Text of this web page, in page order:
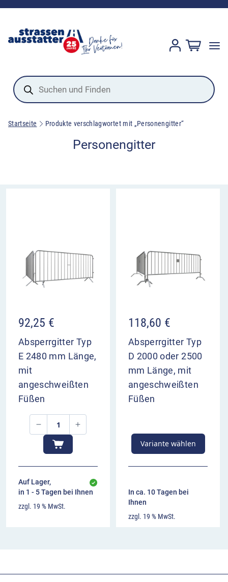
Products
search
Startseite Produkte verschlagwortet mit „Personengitter“
Personengitter
92,25 €
Absperrgitter Typ
E 2480 mm Länge,
mit
angeschweißten
Füßen
Auf Lager,
in 1 - 5 Tagen bei Ihnen
zzgl. 19 % MwSt.
118,60 €
Absperrgitter Typ
D 2000 oder 2500
mm Länge, mit
angeschweißten
Füßen
Variante wählen
In ca. 10 Tagen bei
Ihnen
zzgl. 19 % MwSt.